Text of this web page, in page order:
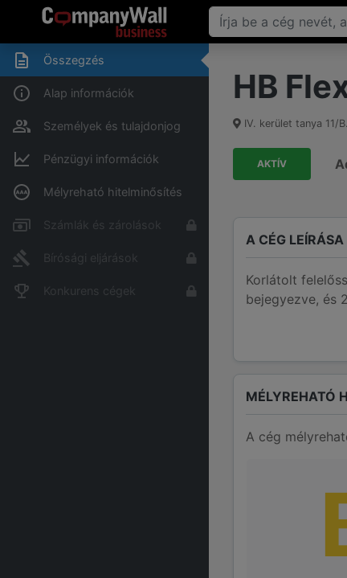
Összegzés
Alap információk
Személyek és tulajdonjog
Pénzügyi információk
Mélyreható hitelminősítés
Számlák és zárolások
Bírósági eljárások
Konkurens cégek
HB
IV. kerület tanya 11/B.
AKTÍV
A CÉG LEÍRÁSA
Korlátolt
bejegyezve, és
MÉLYREHATÓ
A cég